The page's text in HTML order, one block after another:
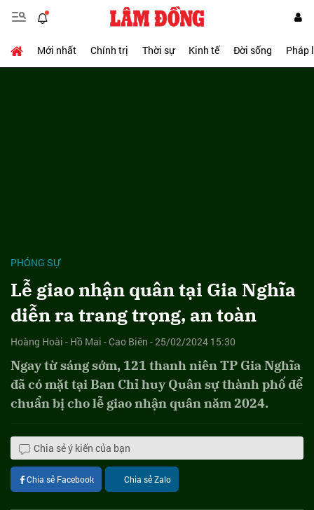
Mới nhất Chính trị Thời sự Kinh tế Đời sống Pháp
PHÓNG SỰ
Lễ giao nhận quân tại Gia Nghĩa
diễn ra trang trọng, an toàn
Hoàng Hoài - Hồ Mai - Cao Biên - 25/02/2024 15:30
Ngay từ sáng sớm, 121 thanh niên TP Gia Nghĩa
đã có mặt tại Ban Chỉ huy Quân sự thành phố để
chuẩn bị cho lễ giao nhận quân năm 2024.
Chia sẻ ý kiến của bạn
Chia sẻ Facebook Chia sẻ Zalo